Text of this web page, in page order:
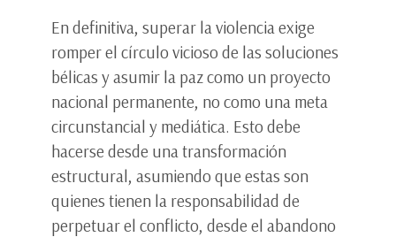
En definitiva, superar la violencia exige
romper el círculo vicioso de las soluciones
bélicas y asumir la paz como un proyecto
nacional permanente, no como una meta
circunstancial y mediática. Esto debe
hacerse desde una transformación
estructural, asumiendo que estas son
quienes tienen la responsabilidad de
perpetuar el conflicto, desde el abandono